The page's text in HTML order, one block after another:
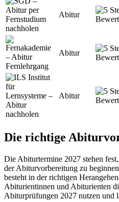
Abitur
Abitur
Abitur
Die richtige
Die Abiturtermine 2027 stehen
der Abiturvorbereitung zu
besteht in der richtigen
Abiturientinnen und Abiturienten
Abiturprüfungen 2027 nutzen und